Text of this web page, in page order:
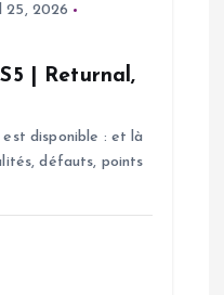
25, 2026
| Returnal,
est disponible : et là
défauts, points